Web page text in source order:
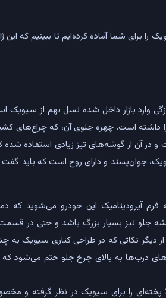
مناسبت یک نمونه از مدل 2013 سیویک را برای شما آماده
است. چهره جلوی آن، که چراغ‌های
آن از گوشه‌های تیز زیادی استفاده
جوان‌پسند‌ و دارای روح است که باید گفت
فرم آیرودینامیک این خودرو می‌شوید که
نیز بسیار بزرگ باشد و حتی در قسمت
از دیگر نکاتی که در طراحی کناری سیویک
درب‌ها به بالای چرخ جلو ختم می‌شود که